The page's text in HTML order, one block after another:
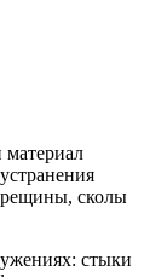
сколы
стыки